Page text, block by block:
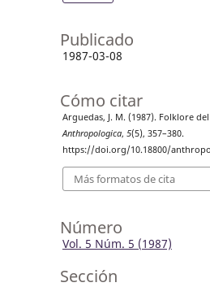
Publicado
1987-03-08
Cómo citar
Arguedas, J. M. (1987). Folklore
Anthropologica, 5(5), 357–380.
https://doi.org/10.18800/
Más formatos de cita
Número
Vol. 5 Núm. 5 (1987)
Sección